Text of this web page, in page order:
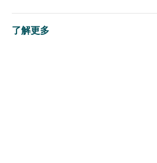
了解更多